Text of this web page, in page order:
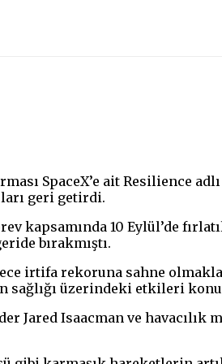
SpaceX’e ait Resilience
geri getirdi.
kapsamında 10 Eylül’de
bırakmıştı.
irtifa rekoruna sahne
sağlığı üzerindeki etkileri
Jared Isaacman ve